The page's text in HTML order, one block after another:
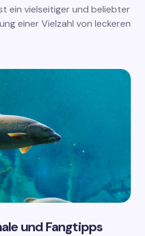
ein vielseitiger und beliebter
einer Vielzahl von leckeren
und Fangtipps